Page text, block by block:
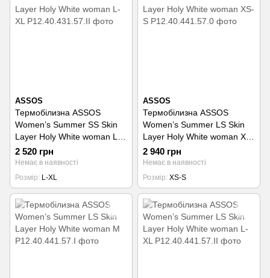
ASSOS
Термобілизна ASSOS
Women’s Summer SS Skin
Layer Holy White woman L-
XL
2 520 грн
Немає в наявності
Розмір
L-XL
ASSOS
Термобілизна ASSOS
Women’s Summer LS Skin
Layer Holy White woman XS-
S
2 940 грн
Немає в наявності
Розмір XS-S